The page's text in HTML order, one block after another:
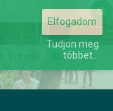
Elfogadom
Tudjon meg
többet...